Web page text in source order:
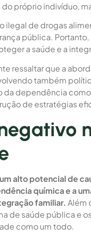
do próprio indivíduo,
ilegal de drogas
pública.
a saúde e a
ressaltar que a
também
da dependência
de estratégias
alto potencial de
química e a
familiar. Além
de saúde pública e
como um todo.